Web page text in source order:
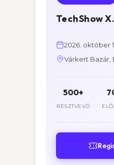
TechShow X.
2026. október
Várkert Bazár,
500+
RÉSZTVEVŐ